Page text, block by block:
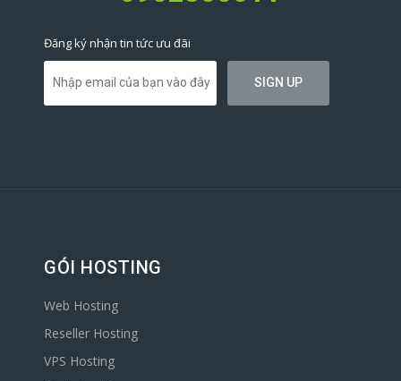
Đăng ký nhận tin tức ưu đãi
GÓI HOSTING
Web Hosting
Reseller Hosting
VPS Hosting